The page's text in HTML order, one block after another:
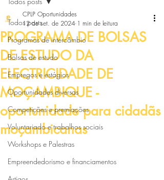
Todos posts
Programas de intercâmbio
Bolsas de estudo
Empregos e estágios
Oportunidades diversas
Competições e premiações
Voluntariado e trabalhos sociais
Workshops e Palestras
Empreendedorismo e financiamentos
PROGRAMA DE BOLSAS
DE ESTUDO DA
ELECTRICIDADE DE
MOÇAMBIQUE -
oportunidade para cidadãs
moçambicanas
CPLP Oportunidades
12 de set. de 2024 1 min de leitura